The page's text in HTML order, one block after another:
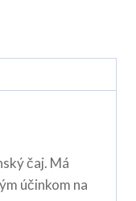
čaj. Má
účinkom na